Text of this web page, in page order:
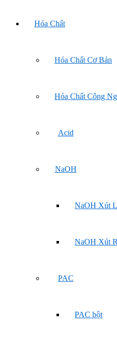
Hóa Chất
Hóa Chất Cơ Bản
Hóa Chất Công
Acid
NaOH
NaOH Xút
NaOH Xút
PAC
PAC bột